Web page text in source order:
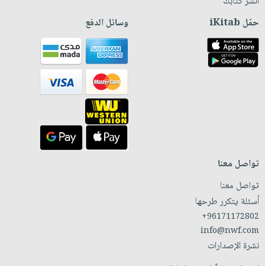
حمّل iKitab وسائل الدفع
تواصل معنا
تواصل معنا
أسئلة يتكرر طرحها
+96171172802
info@nwf.com
نشرة الإصدارات